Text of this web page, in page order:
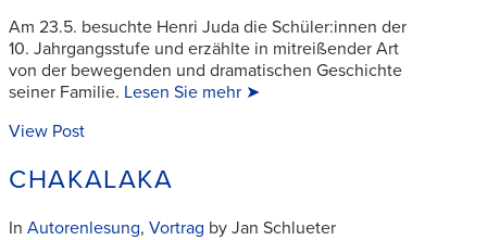
Am 23.5. besuchte Henri Juda die Schüler:innen der
10. Jahrgangsstufe und erzählte in mitreißender Art
von der bewegenden und dramatischen Geschichte
seiner Familie. Lesen Sie mehr ➤
View Post
CHAKALAKA
In Autorenlesung, Vortrag by Jan Schlueter